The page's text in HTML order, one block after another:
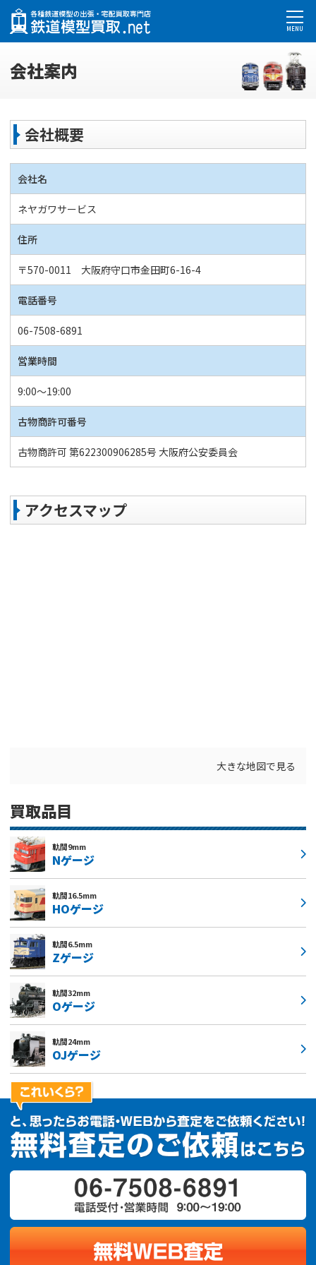
MENU
会社案内
会社概要
会社名
ネヤガワサービス
住所
〒570-0011 大阪府守口市金田町6-16-4
電話番号
06-7508-6891
営業時間
9:00～19:00
古物商許可番号
古物商許可 第622300906285号 大阪府公安委員会
アクセスマップ
大きな地図で見る
買取品目
軌間9mm
Nゲージ
軌間16.5mm
HOゲージ
軌間6.5mm
Zゲージ
軌間32mm
Oゲージ
軌間24mm
OJゲージ